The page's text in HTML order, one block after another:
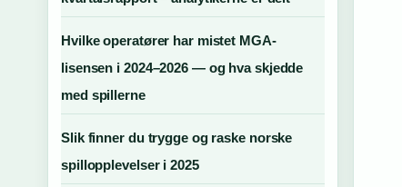
Hvilke operatører har mistet MGA-
lisensen i 2024–2026 — og hva skjedde
med spillerne
Slik finner du trygge og raske norske
spillopplevelser i 2025